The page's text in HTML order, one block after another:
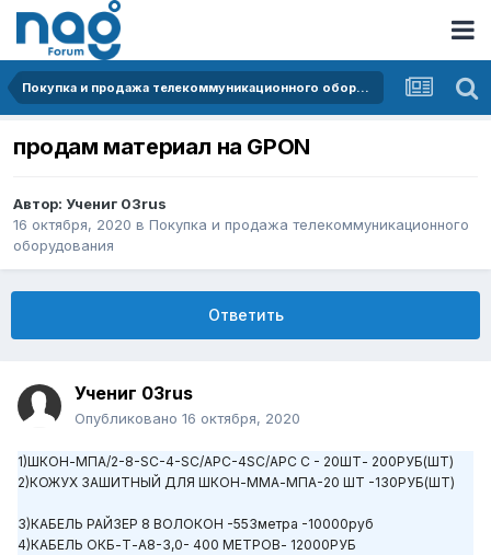
Покупка и продажа телекоммуникационного оборудования
продам материал на GPON
Автор: Учениг 03rus
16 октября, 2020 в Покупка и продажа телекоммуникационного
оборудования
Ответить
Учениг 03rus
Опубликовано 16 октября, 2020
1)ШКОН-МПА/2-8-SC-4-SC/APC-4SC/APC C - 20ШТ- 200РУБ(ШТ)
2)КОЖУХ ЗАШИТНЫЙ ДЛЯ ШКОН-ММА-МПА-20 ШТ -130РУБ(ШТ)
3)КАБЕЛЬ РАЙЗЕР 8 ВОЛОКОН -553метра -10000руб
4)КАБЕЛЬ ОКБ-Т-А8-3,0- 400 МЕТРОВ- 12000РУБ